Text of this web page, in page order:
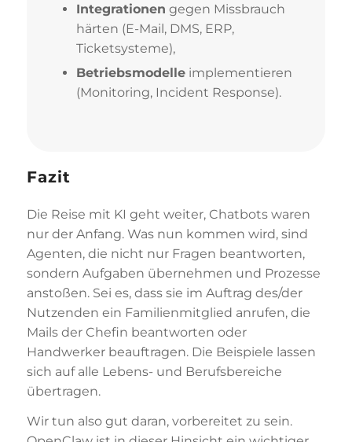
Integrationen gegen Missbrauch
härten (E-Mail, DMS, ERP,
Ticketsysteme),
Betriebsmodelleimplementieren
(Monitoring, Incident Response).
Fazit
Die Reise mit KI geht weiter, Chatbots waren
nur der Anfang. Was nun kommen wird, sind
Agenten, die nicht nur Fragen beantworten,
sondern Aufgaben übernehmen und Prozesse
anstoßen. Sei es, dass sie im Auftrag des/der
Nutzenden ein Familienmitglied anrufen, die
Mails der Chefin beantworten oder
Handwerker beauftragen. Die Beispiele lassen
sich auf alle Lebens- und Berufsbereiche
übertragen.
Wir tun also gut daran, vorbereitet zu sein.